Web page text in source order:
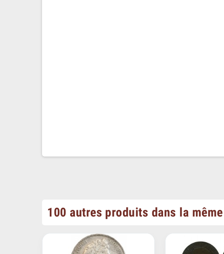
100 autres produits dans la